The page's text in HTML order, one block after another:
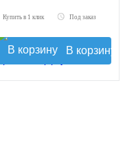
Купить в 1 клик Под заказ
В корзину